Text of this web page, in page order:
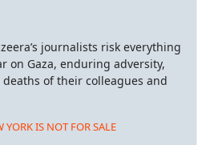
journalists risk everything
on Gaza, enduring adversity,
of their colleagues and
IS NOT FOR SALE